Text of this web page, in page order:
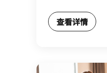
查看详情